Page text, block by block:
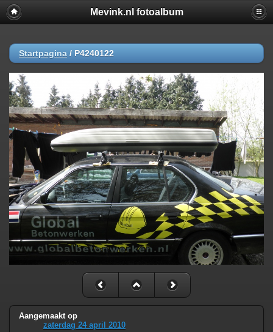
Mevink.nl fotoalbum
Startpagina / P4240122
Aangemaakt op
zaterdag 24 april 2010